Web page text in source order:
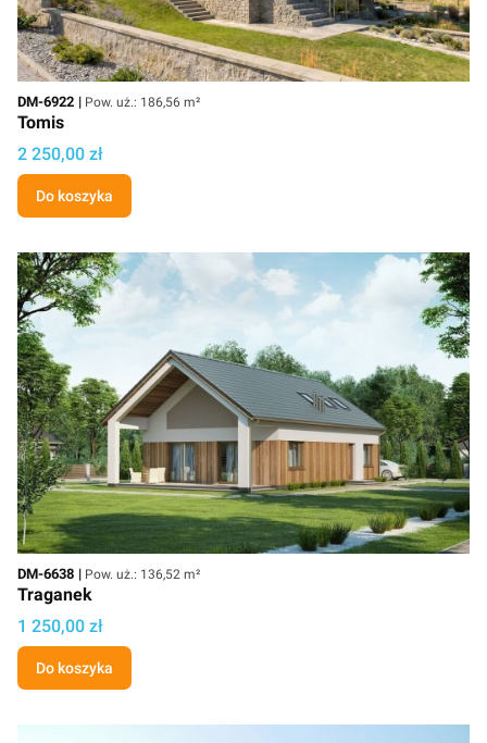
Kod
DM-6922 Powierzchnia użytkowa
Pow. uż.: 186,56 m²
Tomis
Cena projektu
2 250,00 zł
Do koszyka
Kod
DM-6638 Powierzchnia użytkowa
Pow. uż.: 136,52 m²
Traganek
Cena projektu
1 250,00 zł
Do koszyka